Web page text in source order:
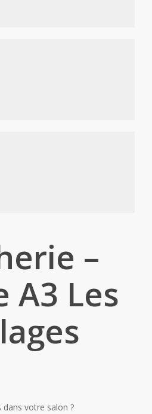
–
A3 Les
dans votre salon ?